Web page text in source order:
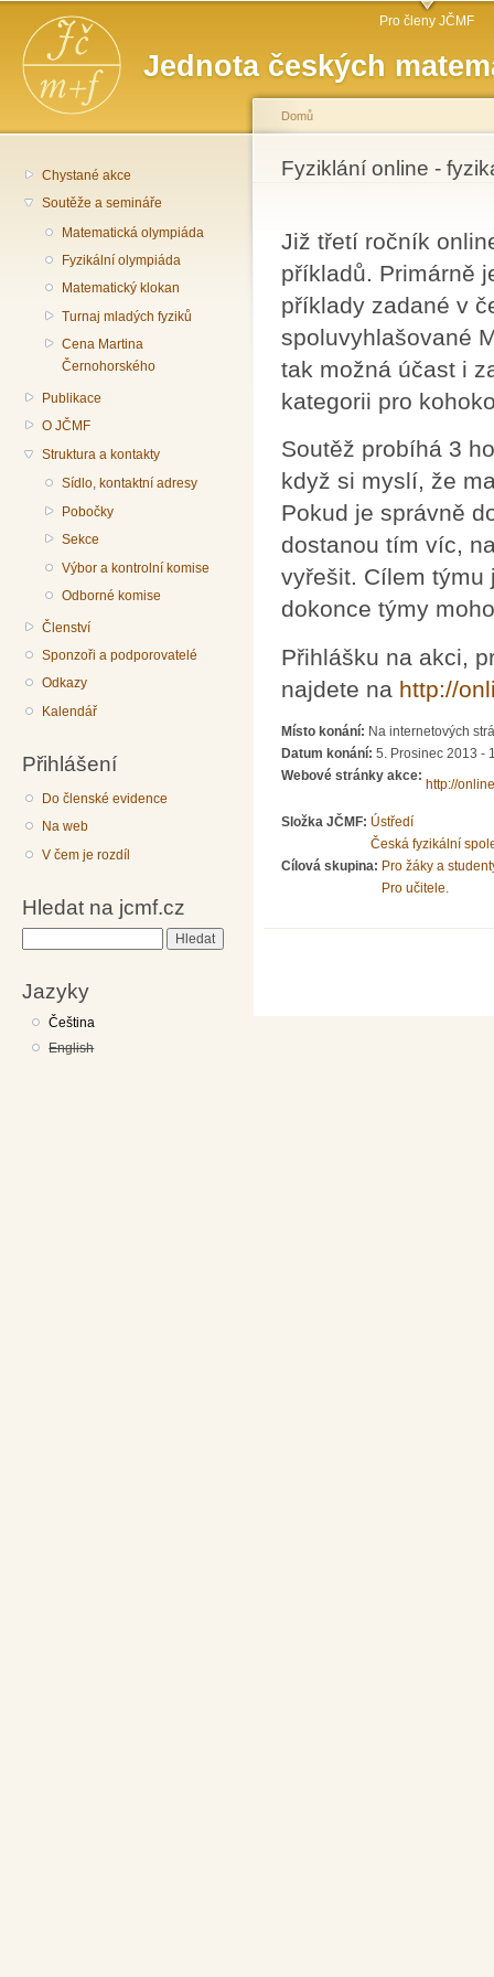
Jednota českých
Hlavní menu Pro členy JČMF
Chystané akce
Soutěže a semináře
Matematická olympiáda
Fyzikální olympiáda
Matematický klokan
Turnaj mladých fyziků
Cena Martina
Černohorského
Publikace
O JČMF
Struktura a kontakty
Sídlo, kontaktní adresy
Pobočky
Sekce
Výbor a kontrolní komise
Odborné komise
Členství
Sponzoři a podporovatelé
Odkazy
Kalendář
Přihlášení
Do členské evidence
Na web
V čem je rozdíl
Hledat na jcmf.cz
Jazyky
Čeština
English
Jste zde
Domů
Fyziklání online -
Již třetí ročník
příkladů. Primárně
příklady zadané v
spoluvyhlašované
tak možná účast i
kategorii pro
Soutěž probíhá 3
když si myslí, že
Pokud je správně
dostanou tím víc,
vyřešit. Cílem týmu
dokonce týmy
Přihlášku na akci,
najdete na http://
Místo konání: Na internetových
Datum konání: 5. Prosinec 2013 -
Webové stránky akce:
http://
Složka JČMF: Ústředí
Česká fyzikální
Cílová skupina: Pro žáky a
Pro učitele.